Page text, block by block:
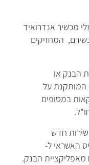
מכשיר אנדרואיד
המחזיקים
הבנק או
באמצעות אפליקציית Google Pay המותקנת על
במסופים
חדש
האשראי ל-